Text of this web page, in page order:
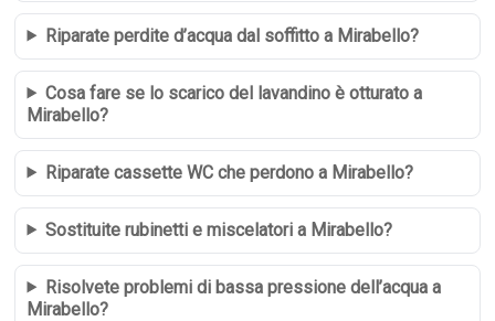
Riparate perdite d’acqua dal soffitto a Mirabello?
Cosa fare se lo scarico del lavandino è otturato a
Mirabello?
Riparate cassette WC che perdono a Mirabello?
Sostituite rubinetti e miscelatori a Mirabello?
Risolvete problemi di bassa pressione dell’acqua a
Mirabello?